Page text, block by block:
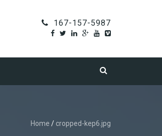
167-157-5987
Home / cropped-kep6.jpg